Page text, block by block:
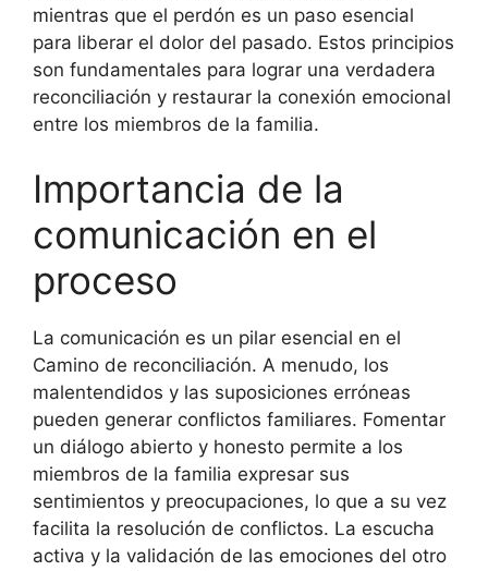
mientras que el perdón es un paso esencial
para liberar el dolor del pasado. Estos principios
son fundamentales para lograr una verdadera
reconciliación y restaurar la conexión emocional
entre los miembros de la familia.
Importancia de la
comunicación en el
proceso
La comunicación es un pilar esencial en el
Camino de reconciliación. A menudo, los
malentendidos y las suposiciones erróneas
pueden generar conflictos familiares. Fomentar
un diálogo abierto y honesto permite a los
miembros de la familia expresar sus
sentimientos y preocupaciones, lo que a su vez
facilita la resolución de conflictos. La escucha
activa y la validación de las emociones del otro